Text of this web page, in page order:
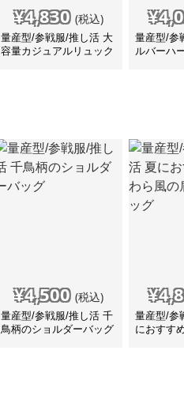
¥4,830 (税込)
量産型/参戦服/推し活 大
容量カジュアルリュック
¥
量産型/参
ルバーハ
¥4,500 (税込)
量産型/参戦服/推し活 千
鳥柄のショルダーバッグ
¥
量産型/参
におすす